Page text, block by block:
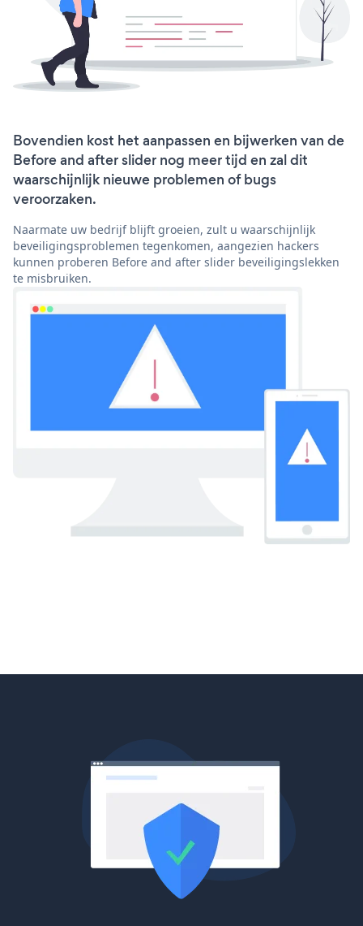
Bovendien kost het aanpassen en bijwerken van de
Before and after slider nog meer tijd en zal dit
waarschijnlijk nieuwe problemen of bugs
veroorzaken.
Naarmate uw bedrijf blijft groeien, zult u waarschijnlijk
beveiligingsproblemen tegenkomen, aangezien hackers
kunnen proberen Before and after slider beveiligingslekken
te misbruiken.